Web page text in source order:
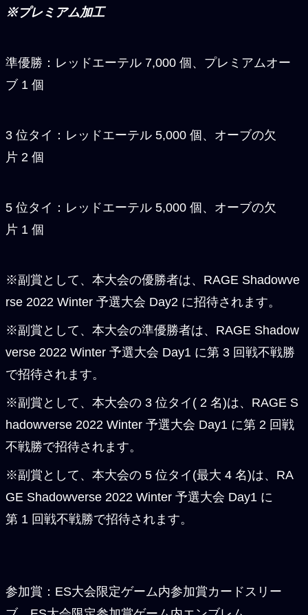
※プレミアム加工
準優勝：レッドエーテル 7,000 個、プレミアムオー
ブ 1 個
3 位タイ：レッドエーテル 5,000 個、オーブの欠
片 2 個
5 位タイ：レッドエーテル 5,000 個、オーブの欠
片 1 個
※副賞として、本大会の優勝者は、RAGE Shadowve
rse 2022 Winter 予選大会 Day2 に招待されます。
※副賞として、本大会の準優勝者は、RAGE Shadow
verse 2022 Winter 予選大会 Day1 に第 3 回戦不戦勝
で招待されます。
※副賞として、本大会の 3 位タイ( 2 名)は、RAGE S
hadowverse 2022 Winter 予選大会 Day1 に第 2 回戦
不戦勝で招待されます。
※副賞として、本大会の 5 位タイ(最大 4 名)は、RA
GE Shadowverse 2022 Winter 予選大会 Day1 に
第 1 回戦不戦勝で招待されます。
参加賞：ES大会限定ゲーム内参加賞カードスリー